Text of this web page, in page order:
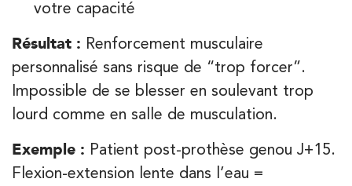
votre capacité
Résultat : Renforcement musculaire
personnalisé sans risque de “trop forcer”.
Impossible de se blesser en soulevant trop
lourd comme en salle de musculation.
Exemple : Patient post-prothèse genou J+15.
Flexion-extension lente dans l’eau =
20 Rue de la Pépinière 75008 Paris
01 55 06 05 07
PRENEZ RDV SUR
IK Vanves – 92